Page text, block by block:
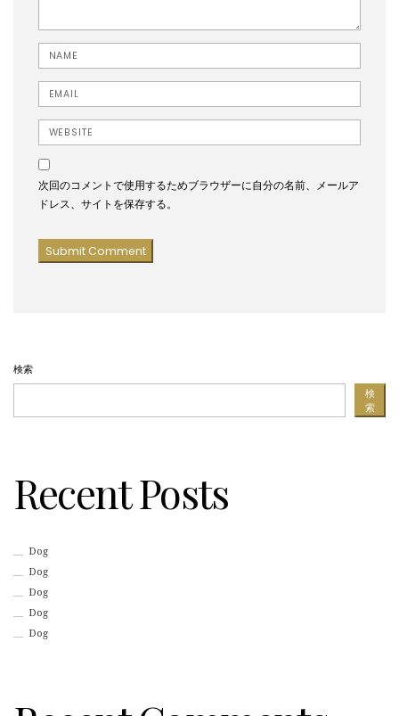
Name
Email
Website
次回のコメントで使用するためブラウザーに自分の名前、メールア
ドレス、サイトを保存する。
検索
検
索
Recent Posts
Dog
Dog
Dog
Dog
Dog